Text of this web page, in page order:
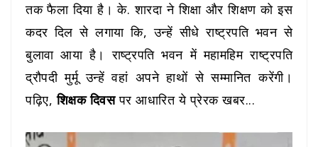
तक फैला दिया है। के. शारदा ने शिक्षा और शिक्षण को इस
कदर दिल से लगाया कि, उन्हें सीधे राष्ट्रपति भवन से
बुलावा आया है। राष्ट्रपति भवन में महामहिम राष्ट्रपति
द्रौपदी मुर्मू उन्हें वहां अपने हाथों से सम्मानित करेंगी।
पढ़िए,शिक्षक दिवसपर आधारित ये प्रेरक खबर...